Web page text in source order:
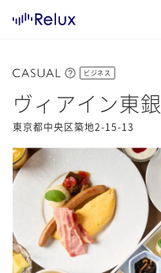
ビジネス
ヴィアイン東
東京都中央区築地2-15-13